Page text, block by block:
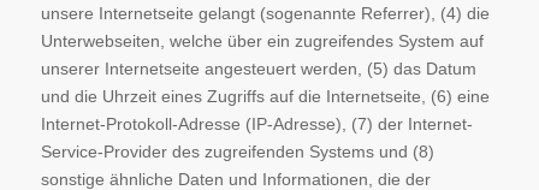
unsere Internetseite gelangt (sogenannte Referrer), (4) die
Unterwebseiten, welche über ein zugreifendes System auf
unserer Internetseite angesteuert werden, (5) das Datum
und die Uhrzeit eines Zugriffs auf die Internetseite, (6) eine
Internet-Protokoll-Adresse (IP-Adresse), (7) der Internet-
Service-Provider des zugreifenden Systems und (8)
sonstige ähnliche Daten und Informationen, die der